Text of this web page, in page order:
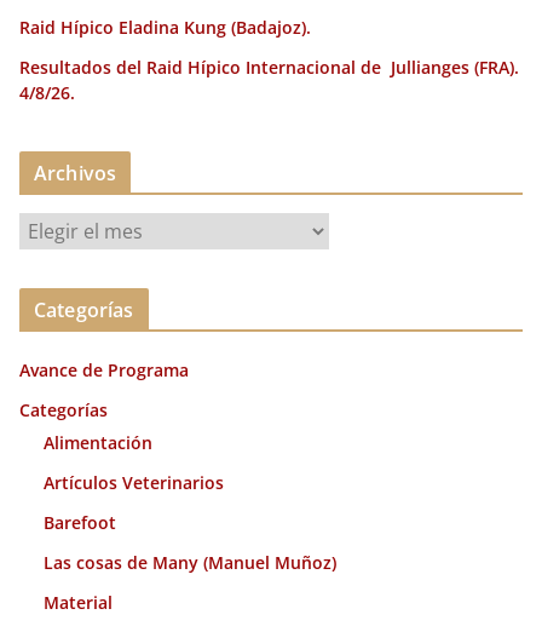
Raid Hípico Eladina Kung (Badajoz).
Resultados del Raid Hípico Internacional de Jullianges (FRA).
4/8/26.
Archivos
r
c
v
o
Categorías
Avance de Programa
Categorías
Alimentación
Artículos Veterinarios
Barefoot
Las cosas de Many (Manuel Muñoz)
Material